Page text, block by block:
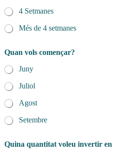
4 Setmanes
Més de 4 setmanes
Quan vols començar?
Juny
Juliol
Agost
Setembre
Quina quantitat voleu invertir